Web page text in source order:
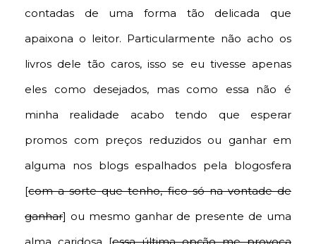
contadas de uma forma tão delicada que
apaixona o leitor. Particularmente não acho os
livros dele tão caros, isso se eu tivesse apenas
eles como desejados, mas como essa não é
minha realidade acabo tendo que esperar
promos com preços reduzidos ou ganhar em
alguma nos blogs espalhados pela blogosfera
[com a sorte que tenho, fico só na vontade de
ganhar] ou mesmo ganhar de presente de uma
alma caridosa [essa última opção me provoca